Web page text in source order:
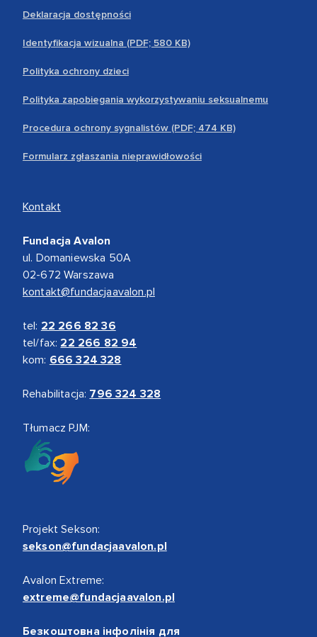
Deklaracja dostępności
Identyfikacja wizualna (PDF; 580 KB)
Polityka ochrony dzieci
Polityka zapobiegania wykorzystywaniu seksualnemu
Procedura ochrony sygnalistów (PDF; 474 KB)
Formularz zgłaszania nieprawidłowości
Kontakt
Fundacja Avalon
ul. Domaniewska 50A
02-672 Warszawa
kontakt@fundacjaavalon.pl
tel: 22 266 82 36
tel/fax: 22 266 82 94
kom: 666 324 328
Rehabilitacja: 796 324 328
Tłumacz PJM:
Projekt Sekson:
sekson@fundacjaavalon.pl
Avalon Extreme:
extreme@fundacjaavalon.pl
Безкоштовна інфолінія для